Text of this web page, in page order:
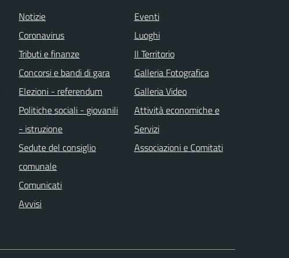
Notizie
Coronavirus
Tributi e finanze
Concorsi e bandi di gara
Elezioni - referendum
Politiche sociali - giovanili
- istruzione
Sedute del consiglio
comunale
Comunicati
Avvisi
Eventi
Luoghi
Il Territorio
Galleria Fotografica
Galleria Video
Attività economiche e
Servizi
Associazioni e Comitati